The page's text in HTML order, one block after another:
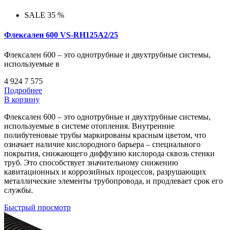
SALE 35 %
Флексален 600 VS-RH125A2/25
Флексален 600 – это однотрубные и двухтрубные системы,
используемые в
4 924 7 575
Подробнее
В корзину
Флексален 600 – это однотрубные и двухтрубные системы,
используемые в системе отопления. Внутренние
полибутеновые трубы маркированы красным цветом, что
означает наличие кислородного барьера – специального
покрытия, снижающего диффузию кислорода сквозь стенки
труб. Это способствует значительному снижению
кавитационных и коррозийных процессов, разрушающих
металлические элементы трубопровода, и продлевает срок его
службы.
Быстрый просмотр